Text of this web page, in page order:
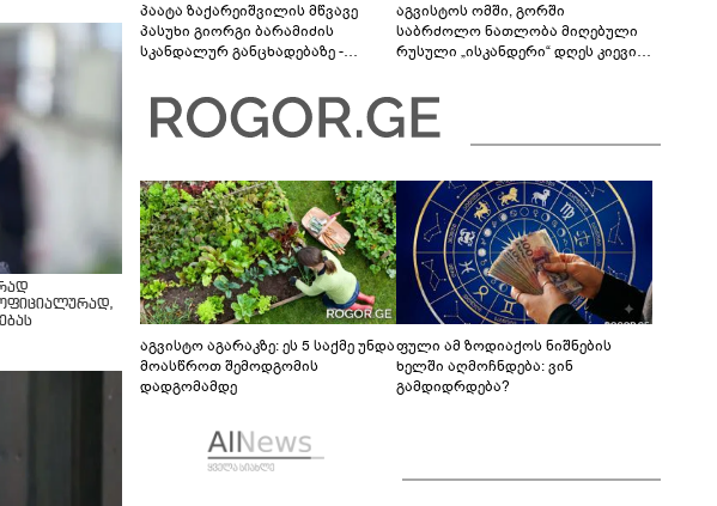
პაატა ზაქარეიშვილის მწვავე
პასუხი გიორგი ბარამიძის
სკანდალურ განცხადებაზე -
გადმოვასვენე... ბარამიძე კი
ტყუის"
აგვისტოს ომში, გორში
საბრძოლო ნათლობა მიღებული
რუსული „ისკანდერი“ დღეს კიევის
აგვისტო აგარაკზე: ეს 5 საქმე უნდა
მოასწროთ შემოდგომის
დადგომამდე
ფული ამ ზოდიაქოს ნიშნების
ხელში აღმოჩნდება: ვინ
გამდიდრდება?